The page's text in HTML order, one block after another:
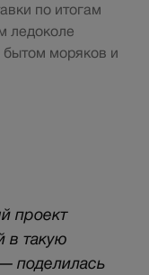
по итогам
ледоколе
бытом моряков и
проект
в такую
поделилась